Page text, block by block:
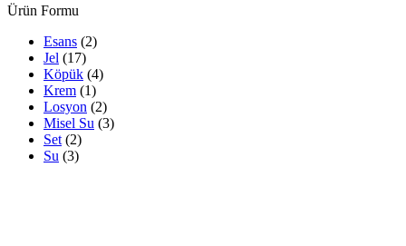
Ürün Formu
Esans (2)
Jel (17)
Köpük (4)
Krem (1)
Losyon (2)
Misel Su (3)
Set (2)
Su (3)